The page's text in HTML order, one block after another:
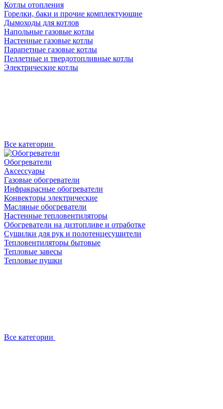
Котлы отопления
Горелки, баки и прочие комплектующие
Дымоходы для котлов
Напольные газовые котлы
Настенные газовые котлы
Парапетные газовые котлы
Пеллетные и твердотопливные котлы
Электрические котлы
Все категории
Обогреватели
Аксессуары
Газовые обогреватели
Инфракрасные обогреватели
Конвекторы электрические
Масляные обогреватели
Настенные тепловентиляторы
Обогреватели на дизтопливе и отработке
Сушилки для рук и полотенцесушители
Тепловентиляторы бытовые
Тепловые завесы
Тепловые пушки
Все категории